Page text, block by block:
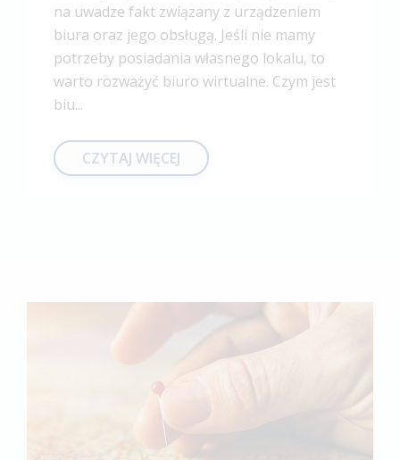
na uwadze fakt związany z urządzeniem
biura oraz jego obsługą. Jeśli nie mamy
potrzeby posiadania własnego lokalu, to
warto rozważyć biuro wirtualne. Czym jest
biu...
CZYTAJ WIĘCEJ